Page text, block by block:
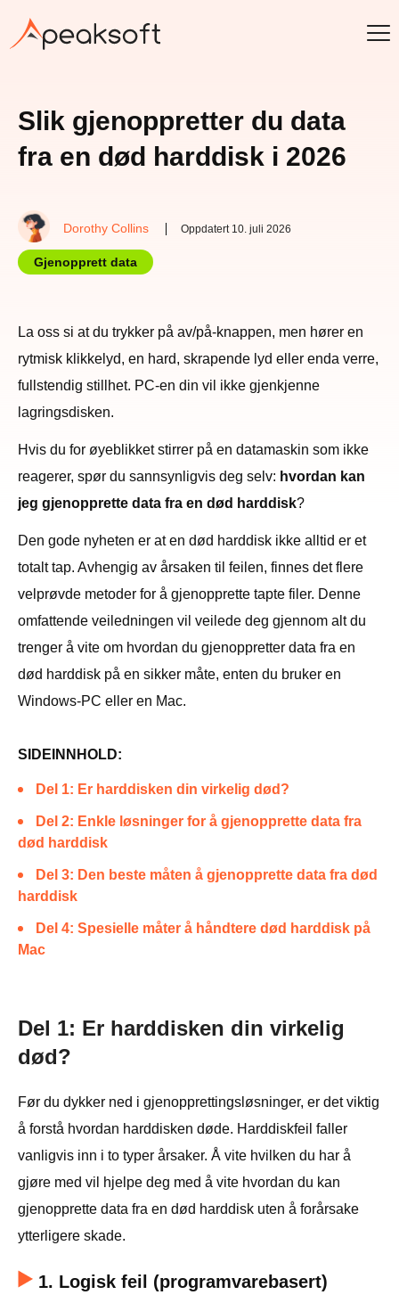
Slik gjenoppretter du data
fra en død harddisk i 2026
Dorothy Collins Oppdatert 10. juli 2026
Gjenopprett data
La oss si at du trykker på av/på-knappen, men hører en
rytmisk klikkelyd, en hard, skrapende lyd eller enda verre,
fullstendig stillhet. PC-en din vil ikke gjenkjenne
lagringsdisken.
Hvis du for øyeblikket stirrer på en datamaskin som ikke
reagerer, spør du sannsynligvis deg selv: hvordan kan
jeg gjenopprette data fra en død harddisk?
Den gode nyheten er at en død harddisk ikke alltid er et
totalt tap. Avhengig av årsaken til feilen, finnes det flere
velprøvde metoder for å gjenopprette tapte filer. Denne
omfattende veiledningen vil veilede deg gjennom alt du
trenger å vite om hvordan du gjenoppretter data fra en
død harddisk på en sikker måte, enten du bruker en
Windows-PC eller en Mac.
SIDEINNHOLD:
Del 1: Er harddisken din virkelig død?
Del 2: Enkle løsninger for å gjenopprette data fra
død harddisk
Del 3: Den beste måten å gjenopprette data fra død
harddisk
Del 4: Spesielle måter å håndtere død harddisk på
Mac
Del 1: Er harddisken din virkelig
død?
Før du dykker ned i gjenopprettingsløsninger, er det viktig
å forstå hvordan harddisken døde. Harddiskfeil faller
vanligvis inn i to typer årsaker. Å vite hvilken du har å
gjøre med vil hjelpe deg med å vite hvordan du kan
gjenopprette data fra en død harddisk uten å forårsake
ytterligere skade.
1. Logisk feil (programvarebasert)